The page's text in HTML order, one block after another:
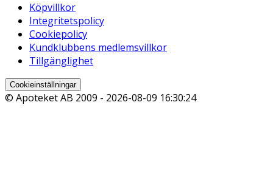
Köpvillkor
Integritetspolicy
Cookiepolicy
Kundklubbens medlemsvillkor
Tillgänglighet
Cookieinställningar
© Apoteket AB 2009 - 2026-08-09 16:30:24